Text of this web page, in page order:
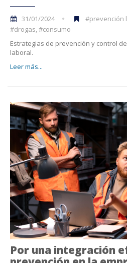
31/01/2024
#prevención
#drogas, #consumo
Estrategias de prevención y control
laboral.
Leer más...
Por una integración